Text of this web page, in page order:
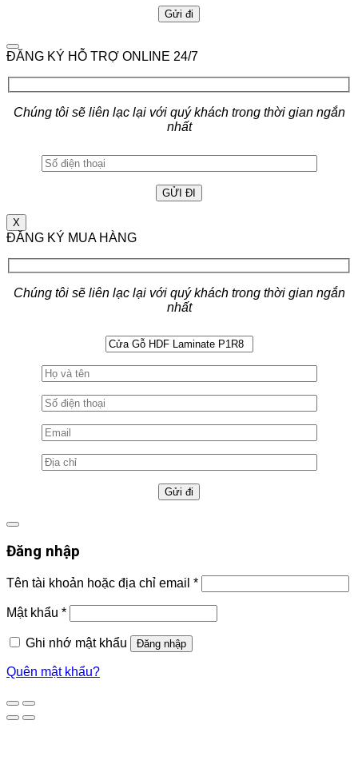
ĐĂNG KÝ HỖ TRỢ ONLINE 24/7
Chúng tôi sẽ liên lạc lại với quý khách trong thời gian ngắn
nhất
X
ĐĂNG KÝ MUA HÀNG
Chúng tôi sẽ liên lạc lại với quý khách trong thời gian ngắn
nhất
Đăng nhập
Tên tài khoản hoặc địa chỉ email *
Mật khẩu *
Ghi nhớ mật khẩu Đăng nhập
Quên mật khẩu?